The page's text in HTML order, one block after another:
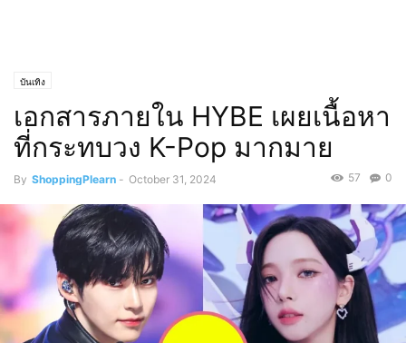
บันเทิง
เอกสารภายใน HYBE เผยเนื้อหา
ที่กระทบวง K-Pop มากมาย
By ShoppingPlearn - October 31, 2024 0
57